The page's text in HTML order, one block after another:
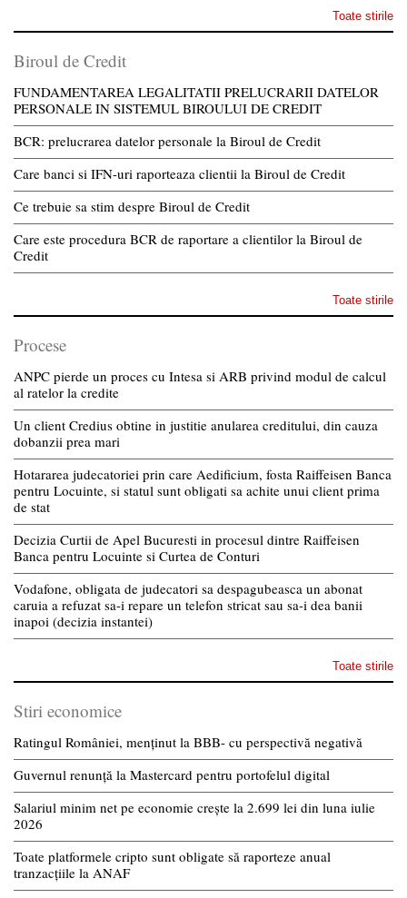
Toate stirile
Biroul de Credit
FUNDAMENTAREA LEGALITATII PRELUCRARII DATELOR
PERSONALE IN SISTEMUL BIROULUI DE CREDIT
BCR: prelucrarea datelor personale la Biroul de Credit
Care banci si IFN-uri raporteaza clientii la Biroul de Credit
Ce trebuie sa stim despre Biroul de Credit
Care este procedura BCR de raportare a clientilor la Biroul de
Credit
Toate stirile
Procese
ANPC pierde un proces cu Intesa si ARB privind modul de calcul
al ratelor la credite
Un client Credius obtine in justitie anularea creditului, din cauza
dobanzii prea mari
Hotararea judecatoriei prin care Aedificium, fosta Raiffeisen Banca
pentru Locuinte, si statul sunt obligati sa achite unui client prima
de stat
Decizia Curtii de Apel Bucuresti in procesul dintre Raiffeisen
Banca pentru Locuinte si Curtea de Conturi
Vodafone, obligata de judecatori sa despagubeasca un abonat
caruia a refuzat sa-i repare un telefon stricat sau sa-i dea banii
inapoi (decizia instantei)
Toate stirile
Stiri economice
Ratingul României, menținut la BBB- cu perspectivă negativă
Guvernul renunță la Mastercard pentru portofelul digital
Salariul minim net pe economie crește la 2.699 lei din luna iulie
2026
Toate platformele cripto sunt obligate să raporteze anual
tranzacțiile la ANAF